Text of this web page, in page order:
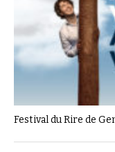
Festival du Rire de